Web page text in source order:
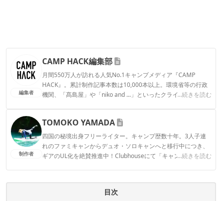
編集者
CAMP HACK編集部
月間550万人が訪れる人気No.1キャンプメディア『CAMP
HACK』。累計制作記事本数は10,000本以上。環境省等の行政
機関、「髙島屋」や「niko and ...」といったクライアントとの
...続きを読む
CAMP HACK編集部のプロフィール
制作者
TOMOKO YAMADA
四国の秘境出身フリーライター。キャンプ歴数十年。3人子連
れのファミキャンからデュオ・ソロキャンへと移行中につき、
ギアのUL化を絶賛推進中！Clubhouseにて「キャンパーさんよ
...続きを読む
TOMOKO YAMADAのプロフィール
目次